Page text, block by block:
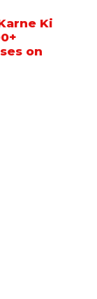
Ki
on